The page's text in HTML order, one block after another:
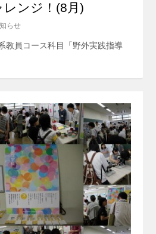
ンジ！(8月)
らせ
教員コース科目「野外実践指導